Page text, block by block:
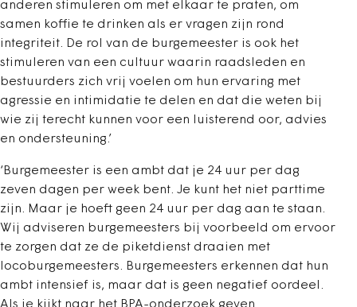
anderen stimuleren om met elkaar te praten, om
samen koffie te drinken als er vragen zijn rond
integriteit. De rol van de burgemeester is ook het
stimuleren van een cultuur waarin raadsleden en
bestuurders zich vrij voelen om hun ervaring met
agressie en intimidatie te delen en dat die weten bij
wie zij terecht kunnen voor een luisterend oor, advies
en ondersteuning.’
‘Burgemeester is een ambt dat je 24 uur per dag
zeven dagen per week bent. Je kunt het niet parttime
zijn. Maar je hoeft geen 24 uur per dag aan te staan.
Wij adviseren burgemeesters bij voorbeeld om ervoor
te zorgen dat ze de piketdienst draaien met
locoburgemeesters. Burgemeesters erkennen dat hun
ambt intensief is, maar dat is geen negatief oordeel.
Als je kijkt naar het BPA-onderzoek geven